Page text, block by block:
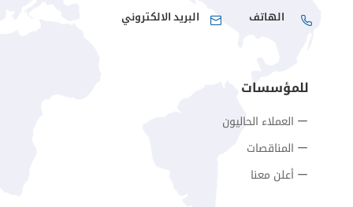
الهاتف البريد الالكتروني
للمؤسسات
العملاء الحاليون
المناقصات
أعلن معنا